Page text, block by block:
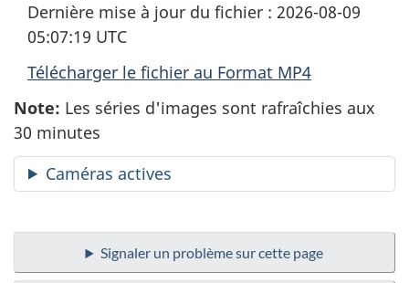
Dernière mise à jour du fichier : 2026-08-09
05:07:19 UTC
Télécharger le fichier au Format MP4
Note: Les séries d'images sont rafraîchies aux
30 minutes
Caméras actives
Signaler un problème sur cette page